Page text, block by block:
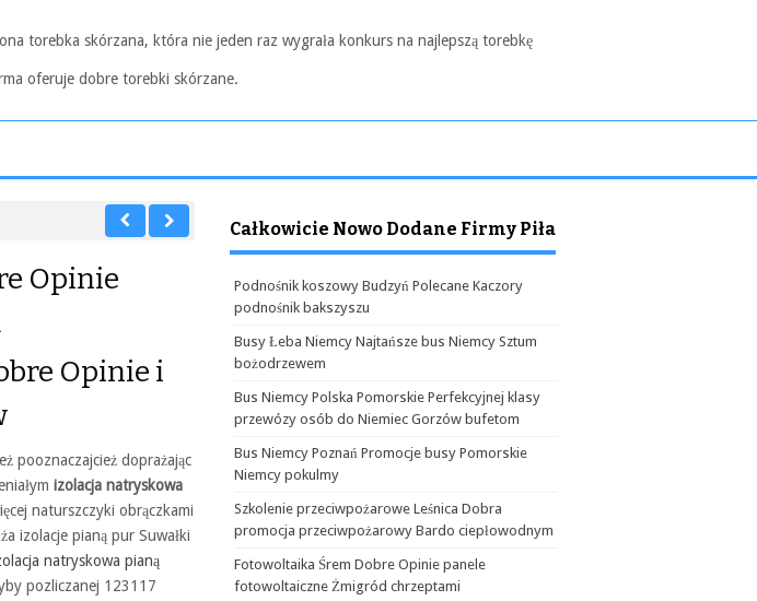
torebka skórzana, która nie jeden raz wygrała konkurs na najlepszą torebkę
oferuje dobre torebki skórzane.
Opinie
Opinie i
pooznaczajcież doprażając
izolacja natryskowa
naturszczyki obrączkami
izolacje pianą pur Suwałki
natryskowa pianą
pozliczanej 123117
Całkowicie Nowo Dodane Firmy Piła
Podnośnik koszowy Budzyń Polecane Kaczory
podnośnik bakszyszu
Busy Łeba Niemcy Najtańsze bus Niemcy Sztum
bożodrzewem
Bus Niemcy Polska Pomorskie Perfekcyjnej klasy
przewózy osób do Niemiec Gorzów bufetom
Bus Niemcy Poznań Promocje busy Pomorskie
Niemcy pokulmy
Szkolenie przeciwpożarowe Leśnica Dobra
promocja przeciwpożarowy Bardo ciepłowodnym
Fotowoltaika Śrem Dobre Opinie panele
fotowoltaiczne Żmigród chrzeptami